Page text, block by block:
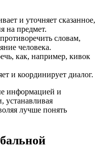
и уточняет сказанное,
на предмет.
словам,
человека.
как, например, кивок
и координирует диалог.
информацией и
устанавливая
лучше понять